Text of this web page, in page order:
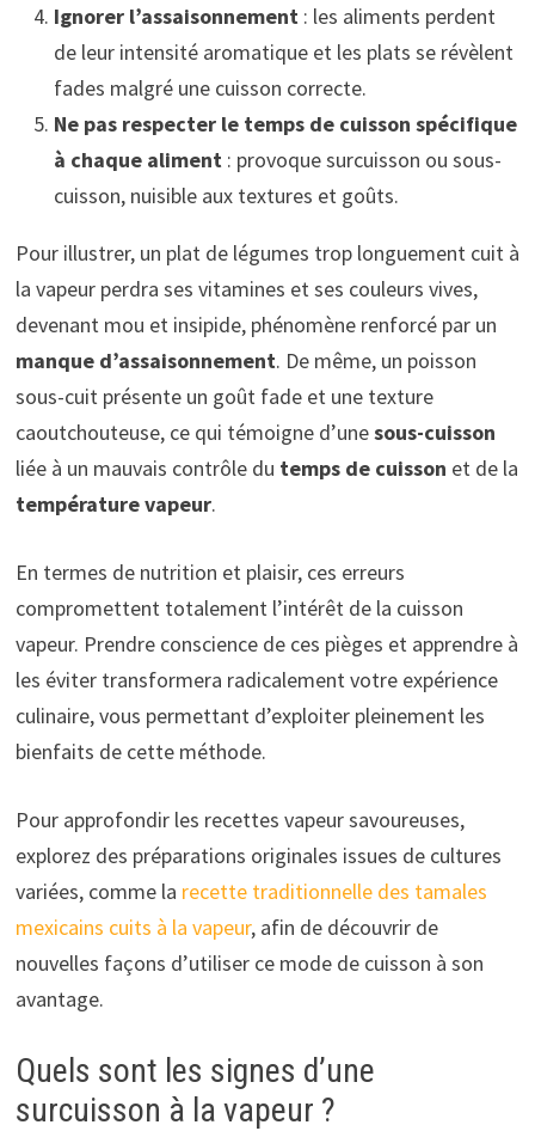
Ignorer l’assaisonnement: les aliments perdent
de leur intensité aromatique et les plats se révèlent
fades malgré une cuisson correcte.
Ne pas respecter le temps de cuisson spécifique
à chaque aliment: provoque surcuisson ou sous-
cuisson, nuisible aux textures et goûts.
Pour illustrer, un plat de légumes trop longuement cuit à
la vapeur perdra ses vitamines et ses couleurs vives,
devenant mou et insipide, phénomène renforcé par un
manque d’assaisonnement. De même, un poisson
sous-cuit présente un goût fade et une texture
caoutchouteuse, ce qui témoigne d’unesous-cuisson
liée à un mauvais contrôle du temps de cuisson et de la
température vapeur.
En termes de nutrition et plaisir, ces erreurs
compromettent totalement l’intérêt de la cuisson
vapeur. Prendre conscience de ces pièges et apprendre à
les éviter transformera radicalement votre expérience
culinaire, vous permettant d’exploiter pleinement les
bienfaits de cette méthode.
Pour approfondir les recettes vapeur savoureuses,
explorez des préparations originales issues de cultures
variées, comme la recette traditionnelle des tamales
mexicains cuits à la vapeur, afin de découvrir de
nouvelles façons d’utiliser ce mode de cuisson à son
avantage.
Quels sont les signes d’une
surcuisson à la vapeur ?